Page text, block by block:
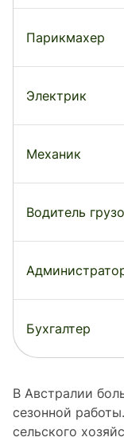
Парикмахер
Электрик
Механик
Водитель
Бухгалтер
В Австралии
сезонной
сельского